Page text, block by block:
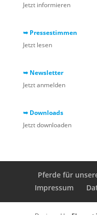
Jetzt informieren
➥ Pressestimmen
Jetzt lesen
➥ Newsletter
Jetzt anmelden
➥ Downloads
Jetzt downloaden
Pferde für
Impressum